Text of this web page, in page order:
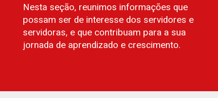
Nesta seção, reunimos informações que
possam ser de interesse dos servidores e
servidoras, e que contribuam para a sua
jornada de aprendizado e crescimento.